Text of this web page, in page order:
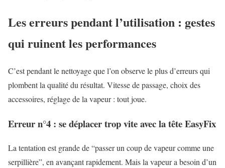
Les erreurs pendant l’utilisation : gestes
qui ruinent les performances
C’est pendant le nettoyage que l’on observe le plus d’erreurs qui
plombent la qualité du résultat. Vitesse de passage, choix des
accessoires, réglage de la vapeur : tout joue.
Erreur n°4 : se déplacer trop vite avec la tête EasyFix
La tentation est grande de “passer un coup de vapeur comme une
serpillière”, en avançant rapidement. Mais la vapeur a besoin d’un